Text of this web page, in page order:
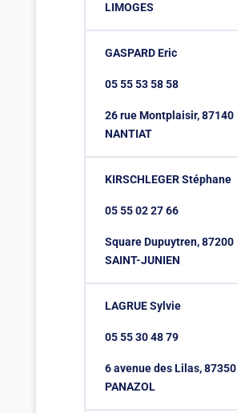
LIMOGES
GASPARD Eric
05 55 53 58 58
26 rue Montplaisir, 87140
NANTIAT
KIRSCHLEGER Stéphane
05 55 02 27 66
Square Dupuytren, 87200
SAINT-JUNIEN
LAGRUE Sylvie
05 55 30 48 79
6 avenue des Lilas, 87350
PANAZOL